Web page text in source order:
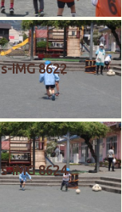
s-IMG 8622
s-IMG 8624